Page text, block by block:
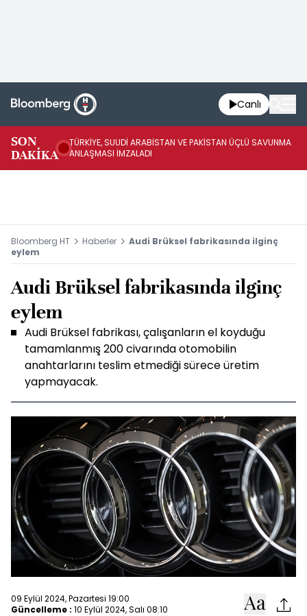
Canlı
SON
DAKİKA
TÜRKİYE, SUUDİ ARABİSTAN VE PAKİSTAN ÜÇLÜ SAVUNMA
ANLAŞMASI İMZALADI
Bloomberg HT Haberler
Audi Brüksel fabrikasında ilginç
eylem
Audi Brüksel fabrikasında ilginç
eylem
Audi Brüksel fabrikası, çalışanların el koyduğu
tamamlanmış 200 civarında otomobilin
anahtarlarını teslim etmediği sürece üretim
yapmayacak.
09 Eylül 2024, Pazartesi 19:00
Güncelleme : 10 Eylül 2024, Salı 08:10